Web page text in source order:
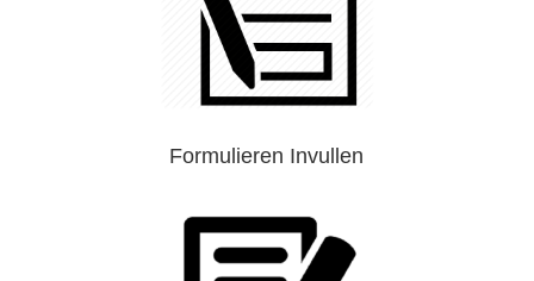
Formulieren Invullen